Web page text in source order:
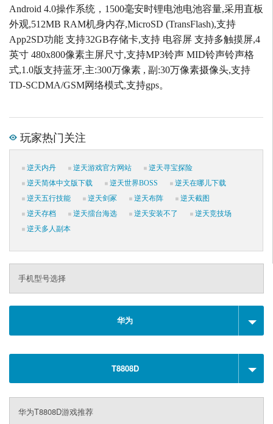
Android 4.0操作系统，1500毫安时锂电池电池容量,采用直板
外观,512MB RAM机身内存,MicroSD (TransFlash),支持
App2SD功能 支持32GB存储卡,支持 电容屏 支持多触摸屏,4
英寸 480x800像素主屏尺寸,支持MP3铃声 MID铃声铃声格
式,1.0版支持蓝牙,主:300万像素 , 副:30万像素摄像头,支持
TD-SCDMA/GSM网络模式,支持gps。
玩家热门关注
逆天内丹 逆天游戏官方网站
逆天寻宝探险
逆天简体中文版下载
逆天世界BOSS
逆天在哪儿下载
逆天五行技能
逆天剑冢 逆天布阵
逆天截图
逆天存档
逆天擂台海选 逆天安装不了
逆天竞技场
逆天多人副本
手机型号选择
华为
T8808D
华为T8808D游戏推荐